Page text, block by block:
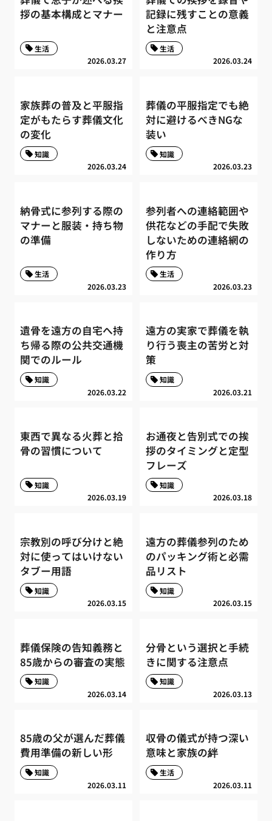
拶の基本構成とマナー
2026.03.27
生活
記録に残すことの意義
と注意点
2026.03.24
生活
家族葬の普及と平服指
定がもたらす葬儀文化
の変化
2026.03.24
知識
葬儀の平服指定でも絶
対に避けるべきNGな
装い
2026.03.23
知識
納骨式に参列する際の
マナーと服装・持ち物
の準備
2026.03.23
生活
参列者への連絡範囲や
供花などの手配で失敗
しないための連絡網の
作り方
2026.03.23
生活
遺骨を遠方の自宅へ持
ち帰る際の公共交通機
関でのルール
2026.03.22
知識
遠方の実家で葬儀を執
り行う喪主の苦労と対
策
2026.03.21
知識
東西で異なる火葬と拾
骨の習慣について
2026.03.19
知識
お通夜と告別式での挨
拶のタイミングと定型
フレーズ
2026.03.18
知識
宗教別の呼び分けと絶
対に使ってはいけない
タブー用語
2026.03.15
知識
遠方の葬儀参列のため
のパッキング術と必需
品リスト
2026.03.15
知識
葬儀保険の告知義務と
85歳からの審査の実態
2026.03.14
知識
分骨という選択と手続
きに関する注意点
2026.03.13
知識
85歳の父が選んだ葬儀
費用準備の新しい形
2026.03.11
知識
収骨の儀式が持つ深い
意味と家族の絆
2026.03.11
生活